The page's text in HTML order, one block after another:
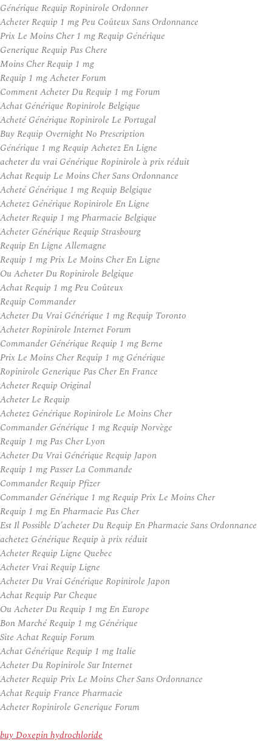
Générique Requip Ropinirole Ordonner
Acheter Requip 1 mg Peu Coûteux Sans Ordonnance
Prix Le Moins Cher 1 mg Requip Générique
Generique Requip Pas Chere
Moins Cher Requip 1 mg
Requip 1 mg Acheter Forum
Comment Acheter Du Requip 1 mg Forum
Achat Générique Ropinirole Belgique
Acheté Générique Ropinirole Le Portugal
Buy Requip Overnight No Prescription
Générique 1 mg Requip Achetez En Ligne
acheter du vrai Générique Ropinirole à prix réduit
Achat Requip Le Moins Cher Sans Ordonnance
Acheté Générique 1 mg Requip Belgique
Achetez Générique Ropinirole En Ligne
Acheter Requip 1 mg Pharmacie Belgique
Acheter Générique Requip Strasbourg
Requip En Ligne Allemagne
Requip 1 mg Prix Le Moins Cher En Ligne
Ou Acheter Du Ropinirole Belgique
Achat Requip 1 mg Peu Coûteux
Requip Commander
Acheter Du Vrai Générique 1 mg Requip Toronto
Acheter Ropinirole Internet Forum
Commander Générique Requip 1 mg Berne
Prix Le Moins Cher Requip 1 mg Générique
Ropinirole Generique Pas Cher En France
Acheter Requip Original
Acheter Le Requip
Achetez Générique Ropinirole Le Moins Cher
Commander Générique 1 mg Requip Norvège
Requip 1 mg Pas Cher Lyon
Acheter Du Vrai Générique Requip Japon
Requip 1 mg Passer La Commande
Commander Requip Pfizer
Commander Générique 1 mg Requip Prix Le Moins Cher
Requip 1 mg En Pharmacie Pas Cher
Est Il Possible D’acheter Du Requip En Pharmacie Sans Ordonnance
achetez Générique Requip à prix réduit
Acheter Requip Ligne Quebec
Acheter Vrai Requip Ligne
Acheter Du Vrai Générique Ropinirole Japon
Achat Requip Par Cheque
Ou Acheter Du Requip 1 mg En Europe
Bon Marché Requip 1 mg Générique
Site Achat Requip Forum
Achat Générique Requip 1 mg Italie
Acheter Du Ropinirole Sur Internet
Acheter Requip Prix Le Moins Cher Sans Ordonnance
Achat Requip France Pharmacie
Acheter Ropinirole Generique Forum
buy Doxepin hydrochloride